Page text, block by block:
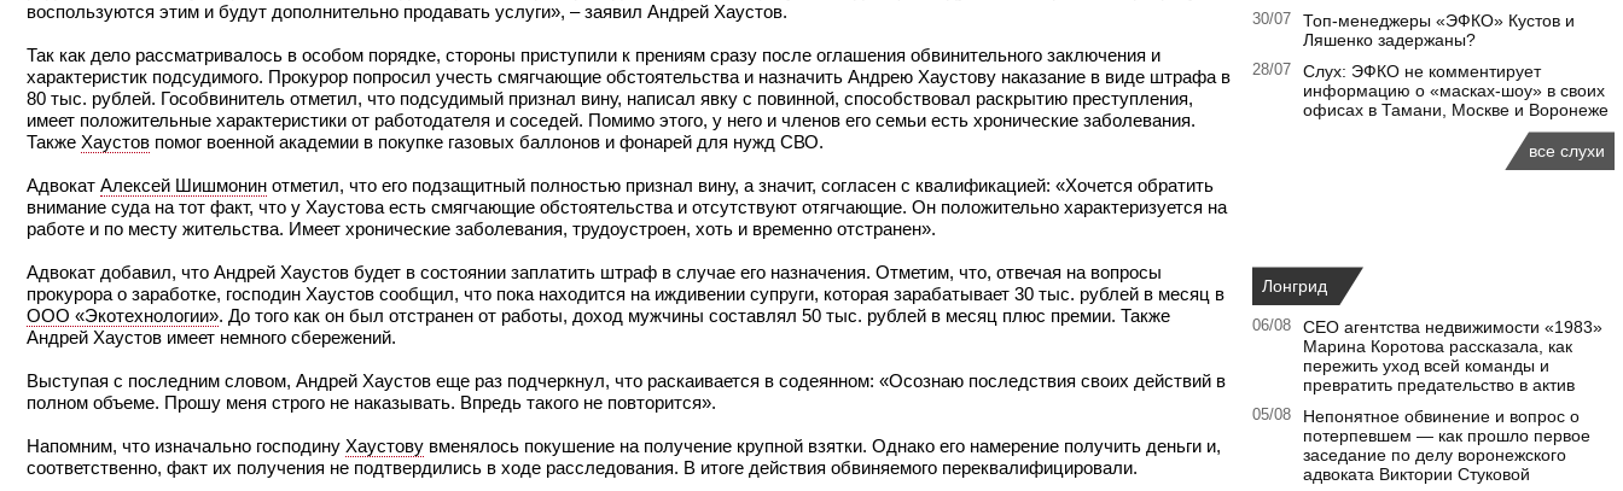
воспользуются этим и будут дополнительно продавать услуги», – заявил Андрей Хаустов.
Так как дело рассматривалось в особом порядке, стороны приступили к прениям сразу после оглашения обвинительного заключения и
характеристик подсудимого. Прокурор попросил учесть смягчающие обстоятельства и назначить Андрею Хаустову наказание в виде штрафа в
80 тыс. рублей. Гособвинитель отметил, что подсудимый признал вину, написал явку с повинной, способствовал раскрытию преступления,
имеет положительные характеристики от работодателя и соседей. Помимо этого, у него и членов его семьи есть хронические заболевания.
Также Хаустов помог военной академии в покупке газовых баллонов и фонарей для нужд СВО.
Адвокат Алексей Шишмонин отметил, что его подзащитный полностью признал вину, а значит, согласен с квалификацией: «Хочется обратить
внимание суда на тот факт, что у Хаустова есть смягчающие обстоятельства и отсутствуют отягчающие. Он положительно характеризуется на
работе и по месту жительства. Имеет хронические заболевания, трудоустроен, хоть и временно отстранен».
Адвокат добавил, что Андрей Хаустов будет в состоянии заплатить штраф в случае его назначения. Отметим, что, отвечая на вопросы
прокурора о заработке, господин Хаустов сообщил, что пока находится на иждивении супруги, которая зарабатывает 30 тыс. рублей в месяц в
ООО «Экотехнологии». До того как он был отстранен от работы, доход мужчины составлял 50 тыс. рублей в месяц плюс премии. Также
Андрей Хаустов имеет немного сбережений.
Выступая с последним словом, Андрей Хаустов еще раз подчеркнул, что раскаивается в содеянном: «Осознаю последствия своих действий в
полном объеме. Прошу меня строго не наказывать. Впредь такого не повторится».
Напомним, что изначально господину Хаустову вменялось покушение на получение крупной взятки. Однако его намерение получить деньги и,
соответственно, факт их получения не подтвердились в ходе расследования. В итоге действия обвиняемого переквалифицировали.
30/07
Топ-менеджеры «ЭФКО» Кустов и
Ляшенко задержаны?
28/07
Слух: ЭФКО не комментирует
информацию о «масках-шоу» в своих
офисах в Тамани, Москве и Воронеже
все слухи
Лонгрид
06/08
CEO агентства недвижимости «1983»
Марина Коротова рассказала, как
пережить уход всей команды и
превратить предательство в актив
05/08
Непонятное обвинение и вопрос о
потерпевшем — как прошло первое
заседание по делу воронежского
адвоката Виктории Стуковой